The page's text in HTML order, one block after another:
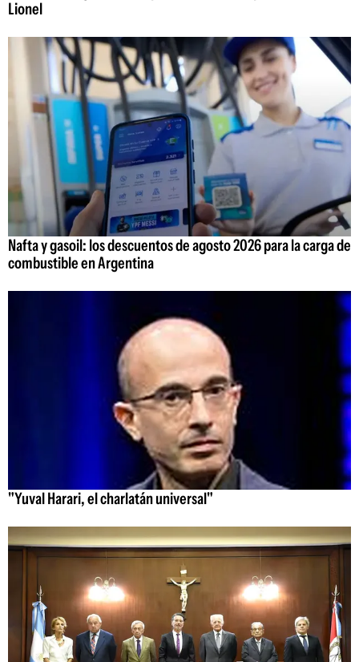
Lionel
Nafta y gasoil: los descuentos de agosto 2026 para la carga de
combustible en Argentina
"Yuval Harari, el charlatán universal"